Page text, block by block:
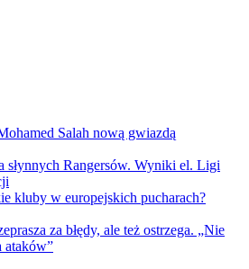
Salah nową gwiazdą
słynnych Rangersów. Wyniki el. Ligi
kluby w europejskich pucharach?
za błędy, ale też ostrzega. „Nie
ataków”